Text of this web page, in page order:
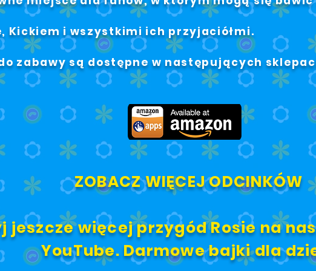
Kickiem i wszystkimi ich przyjaciółmi.
zabawy są dostępne w następujących
ZOBACZ WIĘCEJ ODCINKÓW
jeszcze więcej przygód Rosie na
YouTube. Darmowe bajki dla